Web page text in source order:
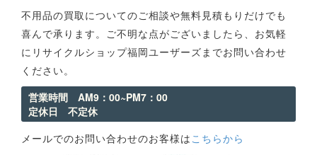
不用品の買取についてのご相談や無料見積もりだけでも
喜んで承ります。ご不明な点がございましたら、お気軽
にリサイクルショップ福岡ユーザーズまでお問い合わせ
ください。
営業時間 AM9：00~PM7：00
定休日 不定休
メールでのお問い合わせのお客様はこちらから